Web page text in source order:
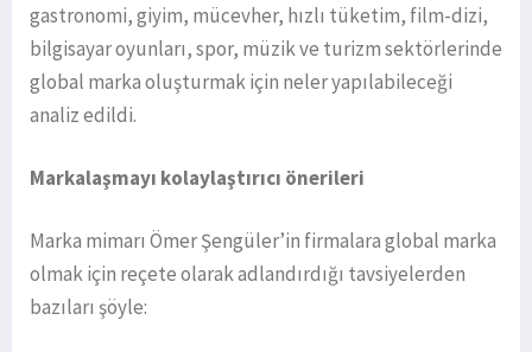
gastronomi, giyim, mücevher, hızlı tüketim, film-dizi,
bilgisayar oyunları, spor, müzik ve turizm sektörlerinde
global marka oluşturmak için neler yapılabileceği
analiz edildi.
Markalaşmayı kolaylaştırıcı önerileri
Marka mimarı Ömer Şengüler’in firmalara global marka
olmak için reçete olarak adlandırdığı tavsiyelerden
bazıları şöyle: